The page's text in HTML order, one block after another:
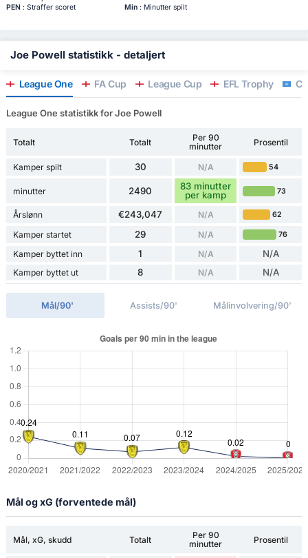
PEN: Straffer scoret Min: Minutter spilt
Joe Powell statistikk - detaljert
League One FA Cup League Cup EFL Trophy
League One statistikk for Joe Powell
Totalt Totalt
Per 90
minutter
Prosentil
Kamper spilt 30 N/A 54
minutter 2490
83 minutter
per kamp
73
Årslønn €243,047 N/A 62
Kamper startet 29 N/A 76
Kamper byttet inn 1 N/A N/A
Kamper byttet ut 8 N/A N/A
Mål/90' Assists/90' Målinvolvering/90'
Mål og xG (forventede mål)
Mål, xG, skudd Totalt
Per 90
minutter
Prosentil